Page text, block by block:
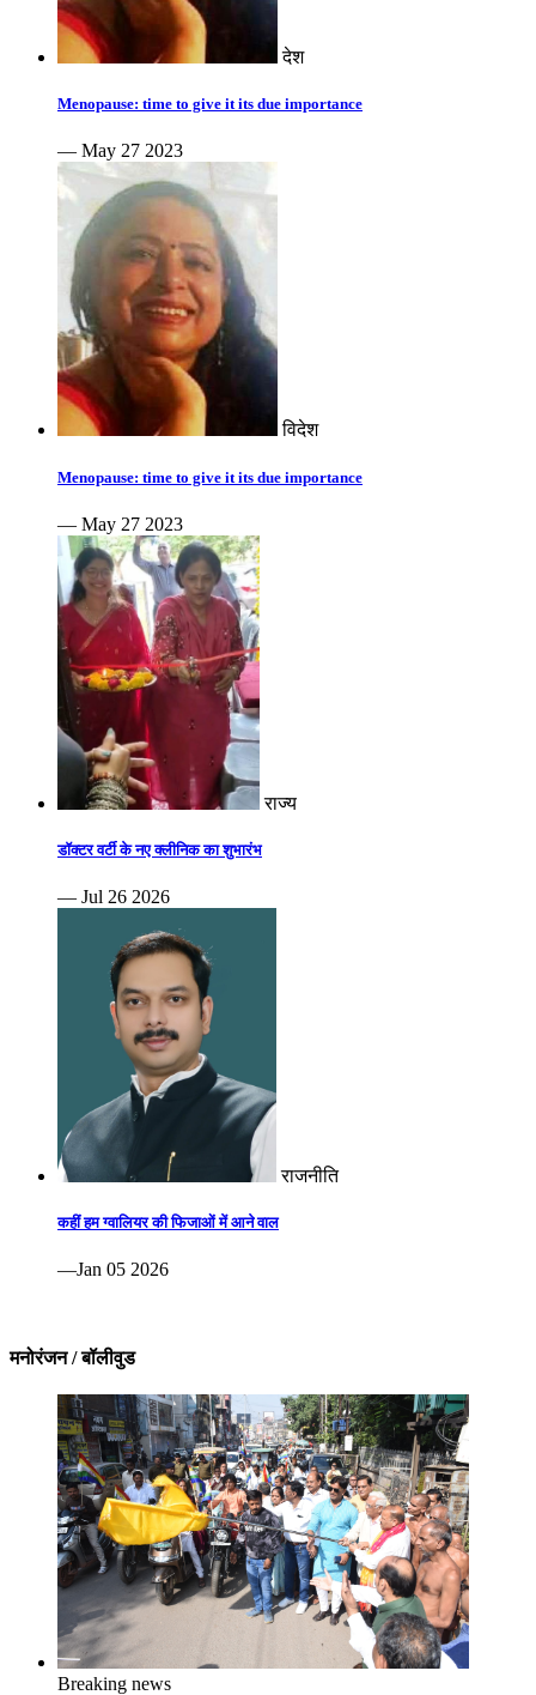
देश
Menopause: time to give it its due importance
— May 27 2023
विदेश
Menopause: time to give it its due importance
— May 27 2023
राज्य
डॉक्टर वर्टी के नए क्लीनिक का शुभारंभ
— Jul 26 2026
राजनीति
कहीं हम ग्वालियर की फिजाओं में आने वाल
—Jan 05 2026
मनोरंजन / बॉलीवुड
Breaking news